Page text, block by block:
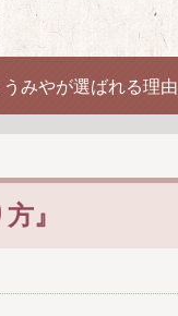
うみやが選ばれる理由
』